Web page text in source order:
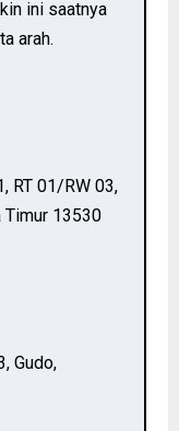
ini saatnya
arah.
RT 01/RW 03,
Timur 13530
Gudo,